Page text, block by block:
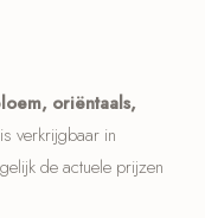
oriëntaals,
verkrijgbaar in
de actuele prijzen